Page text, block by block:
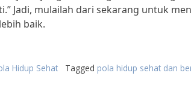
Jadi, mulailah dari sekarang untuk
baik.
Hidup Sehat Tagged pola hidup sehat dan